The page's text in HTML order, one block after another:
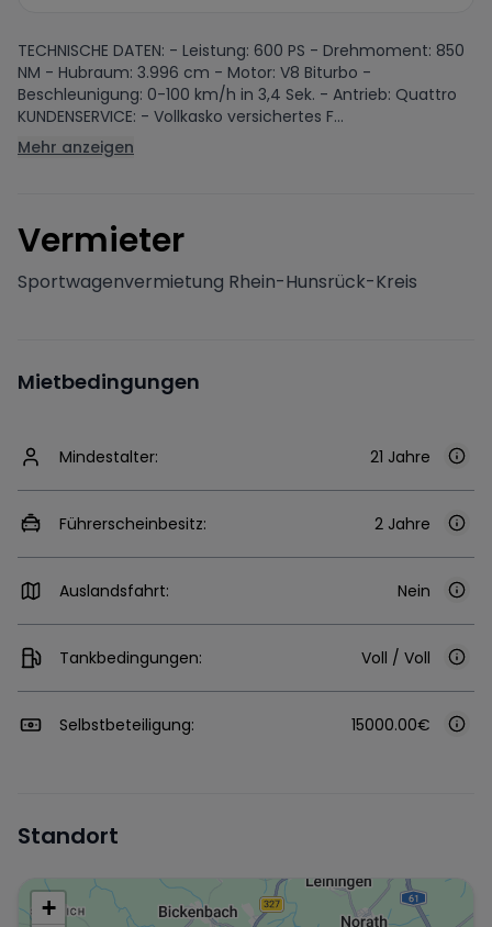
TECHNISCHE DATEN: - Leistung: 600 PS - Drehmoment: 850
NM - Hubraum: 3.996 cm - Motor: V8 Biturbo -
Beschleunigung: 0-100 km/h in 3,4 Sek. - Antrieb: Quattro
KUNDENSERVICE: - Vollkasko versichertes F...
Mehr anzeigen
Vermieter
Sportwagenvermietung Rhein-Hunsrück-Kreis
Mietbedingungen
Mindestalter: 21 Jahre
Führerscheinbesitz: 2 Jahre
Auslandsfahrt: Nein
Tankbedingungen: Voll / Voll
Selbstbeteiligung: 15000.00€
Standort
+